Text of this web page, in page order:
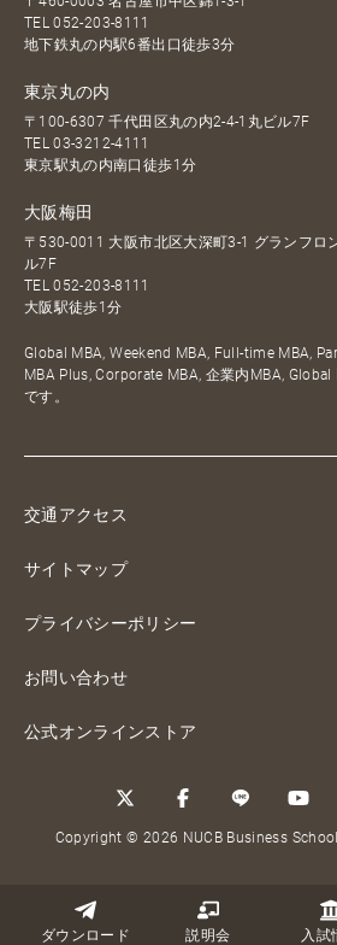
ダウンロード 説明会 入試
TEL052-203-8111
地下鉄丸の内駅6番出口徒歩3分
東京丸の内
〒100-6307 千代田区丸の内2-4-1丸ビル7F
TEL03-3212-4111
東京駅丸の内南口徒歩1分
大阪梅田
〒530-0011 大阪市北区大深町3-1 グランフロ
ル7F
TEL052-203-8111
大阪駅徒歩1分
Global MBA, Weekend MBA, Full-time MBA,
MBA Plus, Corporate MBA, 企業内MBA,
です。
交通アクセス
サイトマップ
プライバシーポリシー
お問い合わせ
公式オンラインストア
Copyright © 2026 NUCB Business